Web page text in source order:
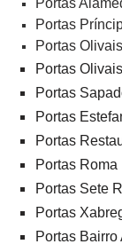
Portas
Portas
Portas
Portas
Portas
Portas
Portas
Portas Roma
Portas Sete
Portas
Portas Bairro